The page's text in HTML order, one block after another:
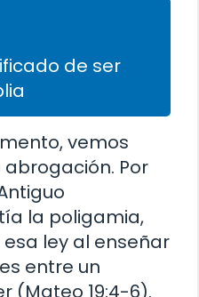
de ser
vemos
Por
la poligamia,
ley al enseñar
entre un
(Mateo 19:4-6).